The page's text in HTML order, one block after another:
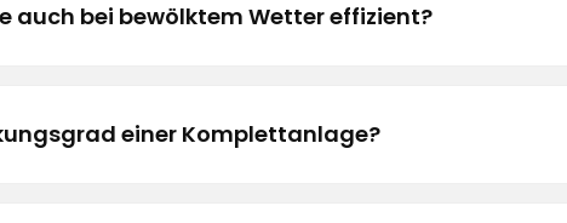
auch bei bewölktem Wetter effizient?
einer Komplettanlage?